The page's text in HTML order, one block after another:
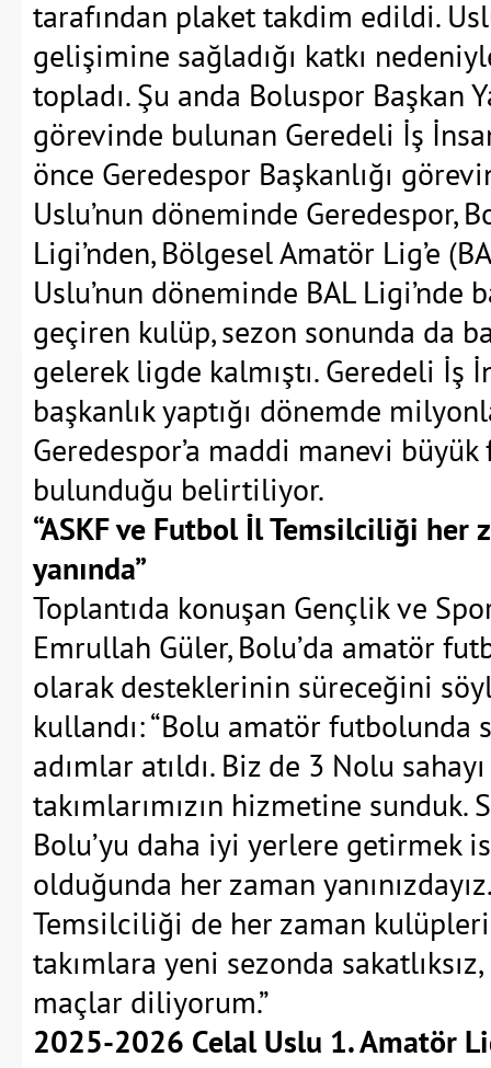
tarafından plaket takdim edildi.
gelişimine sağladığı katkı
topladı. Şu anda Boluspor Başkan
görevinde bulunan Geredeli İş
önce Geredespor Başkanlığı
Uslu’nun döneminde Geredespor,
Ligi’nden, Bölgesel Amatör Lig’e
Uslu’nun döneminde BAL Ligi’nde
geçiren kulüp, sezon sonunda da
gelerek ligde kalmıştı. Geredeli İş
başkanlık yaptığı dönemde
Geredespor’a maddi manevi
bulunduğu belirtiliyor.
“ASKF ve Futbol İl Temsilciliği her
yanında”
Toplantıda konuşan Gençlik ve
Emrullah Güler, Bolu’da amatör
olarak desteklerinin süreceğini
kullandı: “Bolu amatör futbolunda
adımlar atıldı. Biz de 3 Nolu
takımlarımızın hizmetine sunduk.
Bolu’yu daha iyi yerlere getirmek
olduğunda her zaman
Temsilciliği de her zaman
takımlara yeni sezonda sakatlıksız,
maçlar diliyorum.”
2025-2026 Celal Uslu 1. Amatör